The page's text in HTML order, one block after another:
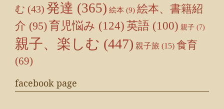
む (43) 発達 (365) 絵本 (9) 絵本、書籍紹
介 (95)育児悩み (124) 英語 (100) 親子 (7)
親子、楽しむ (447) 親子旅 (15) 食育
(69)
facebook page